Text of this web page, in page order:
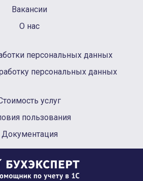
Вакансии
О нас
персональных данных
персональных данных
услуг
пользования
Документация